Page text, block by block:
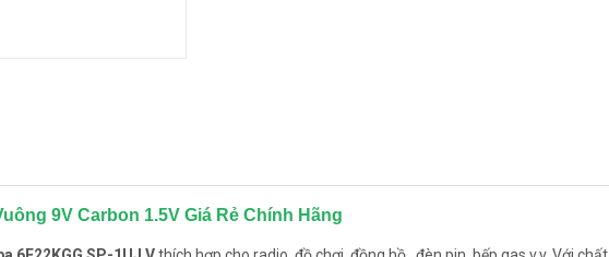
9V Carbon 1.5V Giá Rẻ Chính Hãng